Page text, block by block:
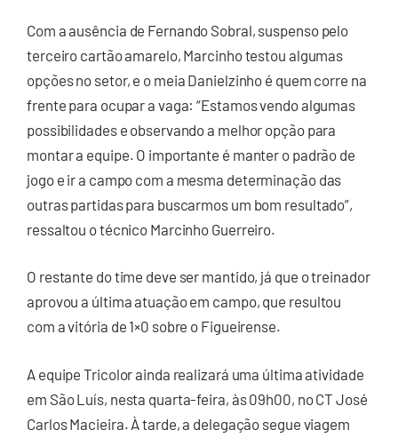
Com a ausência de Fernando Sobral, suspenso pelo
terceiro cartão amarelo, Marcinho testou algumas
opções no setor, e o meia Danielzinho é quem corre na
frente para ocupar a vaga: “Estamos vendo algumas
possibilidades e observando a melhor opção para
montar a equipe. O importante é manter o padrão de
jogo e ir a campo com a mesma determinação das
outras partidas para buscarmos um bom resultado”,
ressaltou o técnico Marcinho Guerreiro.
O restante do time deve ser mantido, já que o treinador
aprovou a última atuação em campo, que resultou
com a vitória de 1×0 sobre o Figueirense.
A equipe Tricolor ainda realizará uma última atividade
em São Luís, nesta quarta-feira, às 09h00, no CT José
Carlos Macieira. À tarde, a delegação segue viagem